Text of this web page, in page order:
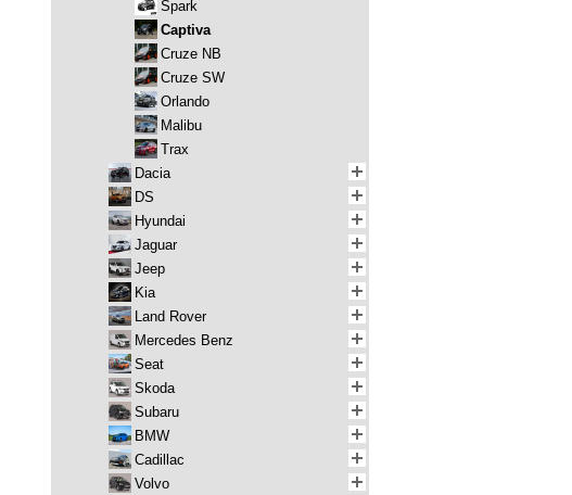
Spark
Captiva
Cruze NB
Cruze SW
Orlando
Malibu
Trax
Dacia
DS
Hyundai
Jaguar
Jeep
Kia
Land Rover
Mercedes Benz
Seat
Skoda
Subaru
BMW
Cadillac
Volvo